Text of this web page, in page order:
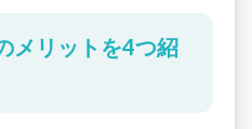
メリットを4つ紹